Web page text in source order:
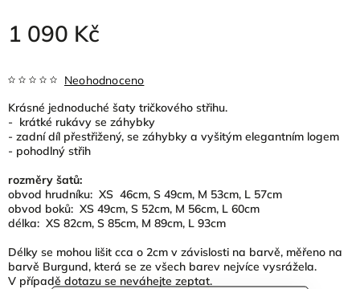
1 090 Kč
Neohodnoceno
Krásné jednoduché šaty tričkového střihu.
- krátké rukávy se záhybky
- zadní díl přestřižený, se záhybky a vyšitým elegantním logem
- pohodlný střih
rozměry šatů:
obvod hrudníku: XS 46cm, S 49cm, M 53cm, L 57cm
obvod boků: XS 49cm, S 52cm, M 56cm, L 60cm
délka: XS 82cm, S 85cm, M 89cm, L 93cm
Délky se mohou lišit cca o 2cm v závislosti na barvě, měřeno na
barvě Burgund, která se ze všech barev nejvíce vysrážela.
V případě dotazu se neváhejte zeptat.